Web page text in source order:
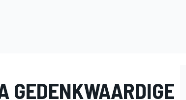
GEDENKWAARDIGE